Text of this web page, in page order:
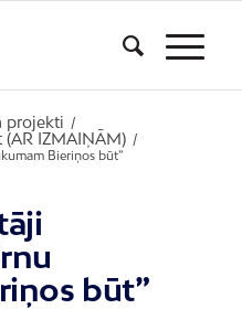
projekti /
IZMAIŅĀM) /
Bieriņos būt”
būt”